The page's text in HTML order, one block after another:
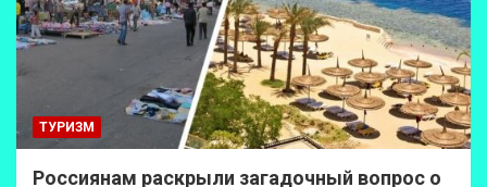
ТУРИЗМ
Россиянам раскрыли загадочный вопрос о